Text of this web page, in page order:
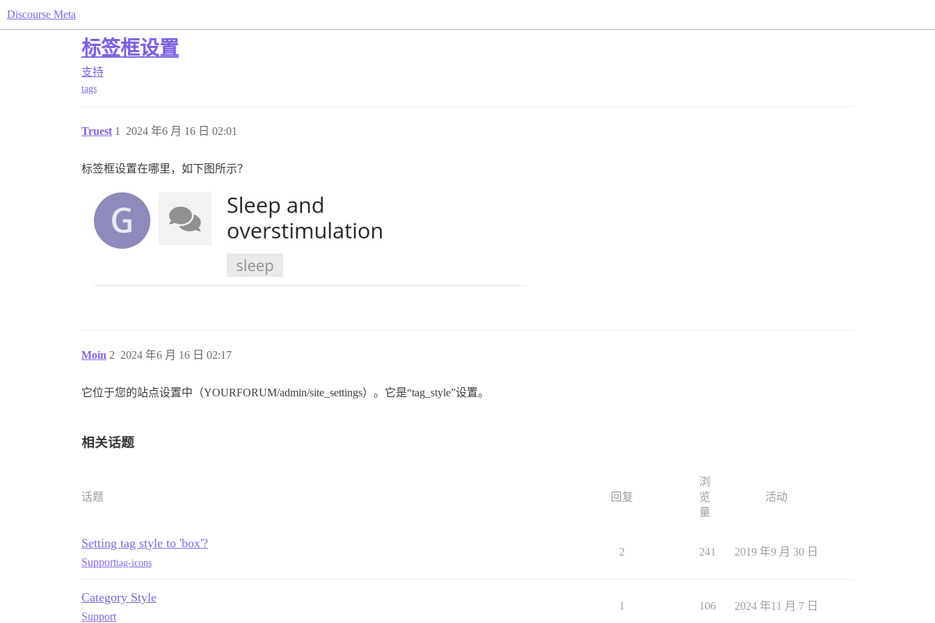
Discourse Meta
标签框设置
支持
tags
Truest 2024 年6 月 16 日 02:01
1
标签框设置在哪里，如下图所示？
Moin 2024 年6 月 16 日 02:17
2
它位于您的站点设置中（YOURFORUM/admin/site_settings）。它是“tag_style”设置。
相关话题
话题 回复
浏
览
量
活动
Setting tag style to 'box'?
Supporttag-icons
2 241 2019 年9 月 30 日
Category Style
Support
1 106 2024 年11 月 7 日